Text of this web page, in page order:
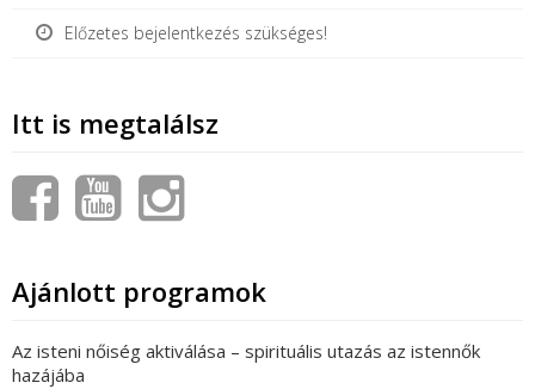
Előzetes bejelentkezés szükséges!
Itt is megtalálsz
Ajánlott programok
Az isteni nőiség aktiválása – spirituális utazás az istennők
hazájába